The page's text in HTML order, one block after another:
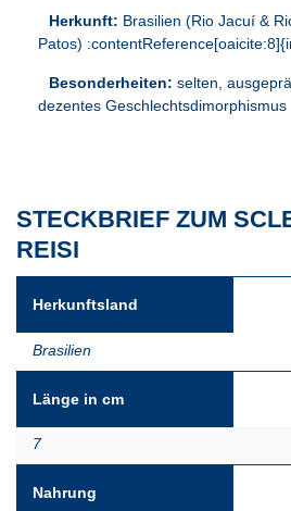
Herkunft: Brasilien (Rio Jacuí &
Patos)
Besonderheiten: selten,
dezentes Geschlechtsdimorphismus
STECKBRIEF ZUM
REISI
Herkunftsland
Brasilien
Länge in cm
7
Nahrung